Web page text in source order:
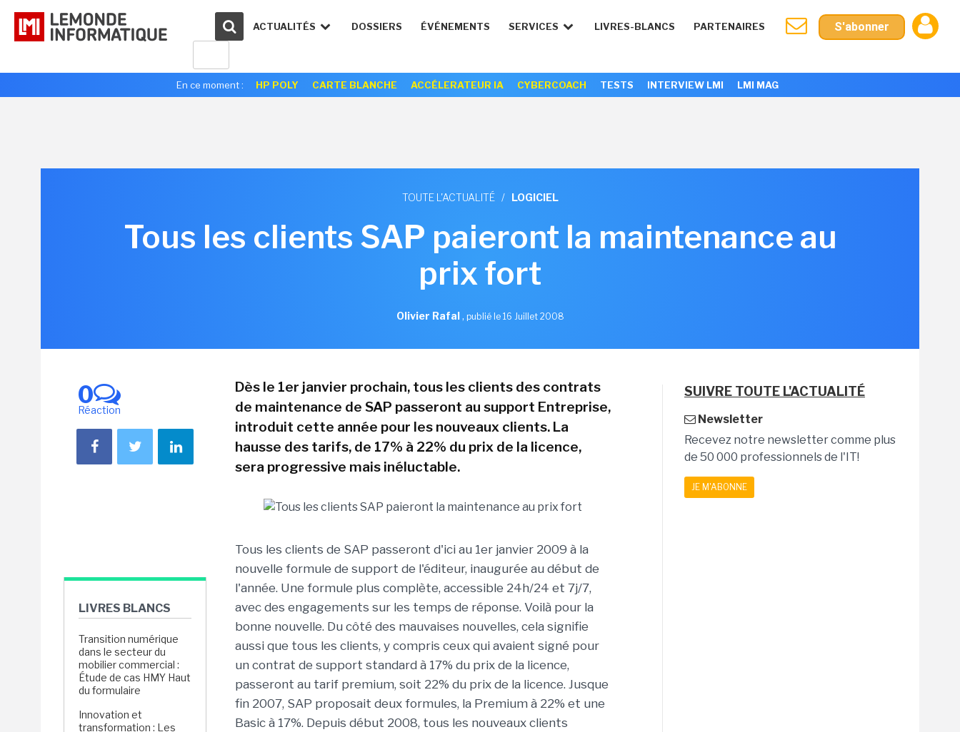
ACTUALITÉS DOSSIERS ÉVÉNEMENTS SERVICES LIVRES-BLANCS PARTENAIRES S'abonner
En ce moment : HP POLY CARTE BLANCHE ACCÉLERATEUR IA CYBERCOACH TESTS INTERVIEW LMI LMI MAG
TOUTE L'ACTUALITÉ / LOGICIEL
Tous les clients SAP paieront la maintenance au
prix fort
Olivier Rafal, publié le 16 Juillet 2008
0
Réaction
LIVRES BLANCS
Transition numérique
dans le secteur du
mobilier commercial :
Étude de cas HMY Haut
du formulaire
Innovation et
transformation : Les
Dès le 1er janvier prochain, tous les clients des contrats
de maintenance de SAP passeront au support Entreprise,
introduit cette année pour les nouveaux clients. La
hausse des tarifs, de 17% à 22% du prix de la licence,
sera progressive mais inéluctable.
Tous les clients de SAP passeront d'ici au 1er janvier 2009 à la
nouvelle formule de support de l'éditeur, inaugurée au début de
l'année. Une formule plus complète, accessible 24h/24 et 7j/7,
avec des engagements sur les temps de réponse. Voilà pour la
bonne nouvelle. Du côté des mauvaises nouvelles, cela signifie
aussi que tous les clients, y compris ceux qui avaient signé pour
un contrat de support standard à 17% du prix de la licence,
passeront au tarif premium, soit 22% du prix de la licence. Jusque
fin 2007, SAP proposait deux formules, la Premium à 22% et une
Basic à 17%. Depuis début 2008, tous les nouveaux clients
SUIVRE TOUTE L'ACTUALITÉ
Newsletter
Recevez notre newsletter comme plus
de 50 000 professionnels de l'IT!
JE M'ABONNE